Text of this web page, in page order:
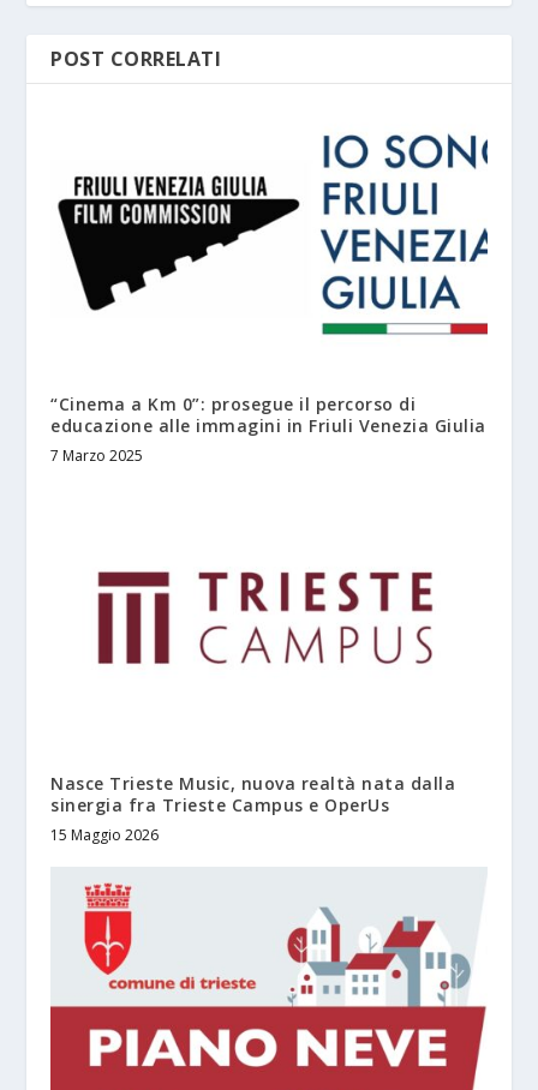
POST CORRELATI
“Cinema a Km 0”: prosegue il percorso di
educazione alle immagini in Friuli Venezia Giulia
7 Marzo 2025
Nasce Trieste Music, nuova realtà nata dalla
sinergia fra Trieste Campus e OperUs
15 Maggio 2026